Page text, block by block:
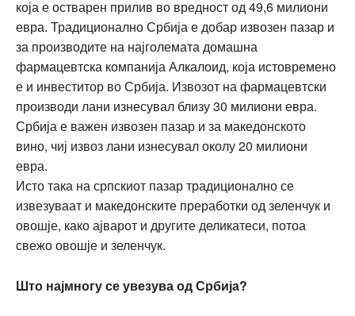
која е остварен прилив во вредност од 49,6 милиони
евра. Традиционално Србија е добар извозен пазар и
за производите на најголемата домашна
фармацевтска компанија Алкалоид, која истовремено
е и инвеститор во Србија. Извозот на фармацевтски
производи лани изнесувал близу 30 милиони евра.
Србија е важен извозен пазар и за македонското
вино, чиј извоз лани изнесувал околу 20 милиони
евра.
Исто така на српскиот пазар традиционално се
извезуваат и македонските преработки од зеленчук и
овошје, како ајварот и другите деликатеси, потоа
свежо овошје и зеленчук.
Што најмногу се увезува од Србија?